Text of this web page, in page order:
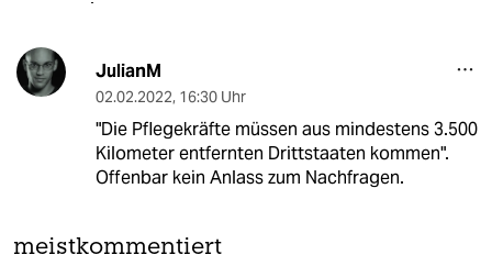
JulianM
02.02.2022, 16:30 Uhr
"Die Pflegekräfte müssen aus mindestens 3.500
Kilometer entfernten Drittstaaten kommen".
Offenbar kein Anlass zum Nachfragen.
meistkommentiert